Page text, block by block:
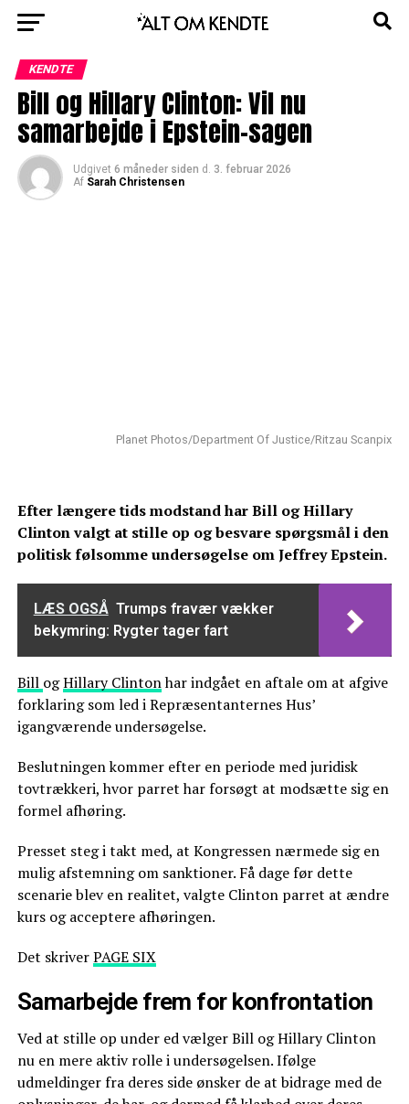
KENDTE
Bill og Hillary Clinton: Vil nu
samarbejde i Epstein-sagen
Udgivet 6 måneder siden d. 3. februar 2026
Af Sarah Christensen
Planet Photos/Department Of Justice/Ritzau Scanpix
Efter længere tids modstand har Bill og Hillary
Clinton valgt at stille op og besvare spørgsmål i den
politisk følsomme undersøgelse om Jeffrey Epstein.
LÆS OGSÅ Trumps fravær vækker
bekymring: Rygter tager fart
Bill ogHillary Clintonhar indgået en aftale om at afgive
forklaring som led i Repræsentanternes Hus’
igangværende undersøgelse.
Beslutningen kommer efter en periode med juridisk
tovtrækkeri, hvor parret har forsøgt at modsætte sig en
formel afhøring.
Presset steg i takt med, at Kongressen nærmede sig en
mulig afstemning om sanktioner. Få dage før dette
scenarie blev en realitet, valgte Clinton parret at ændre
kurs og acceptere afhøringen.
Det skriverPAGE SIX
Samarbejde frem for konfrontation
Ved at stille op under ed vælger Bill og Hillary Clinton
nu en mere aktiv rolle i undersøgelsen. Ifølge
udmeldinger fra deres side ønsker de at bidrage med de